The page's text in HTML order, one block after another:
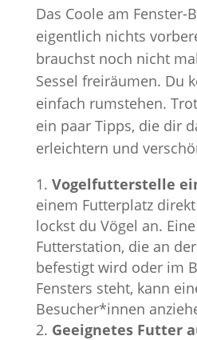
Das Coole am Fenster-
eigentlich nichts
brauchst noch nicht
Sessel freiräumen. Du
einfach rumstehen.
ein paar Tipps, die dir
erleichtern und
Vogelfutterstelle
einem Futterplatz
lockst du Vögel an.
Futterstation, die an
befestigt wird oder im
Fensters steht, kann
Besucher*innen
Geeignetes Futter